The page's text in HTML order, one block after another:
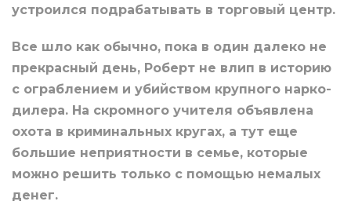
устроился подрабатывать в торговый центр.
Все шло как обычно, пока в один далеко не
прекрасный день, Роберт не влип в историю
с ограблением и убийством крупного нарко-
дилера. На скромного учителя объявлена
охота в криминальных кругах, а тут еще
большие неприятности в семье, которые
можно решить только с помощью немалых
денег.